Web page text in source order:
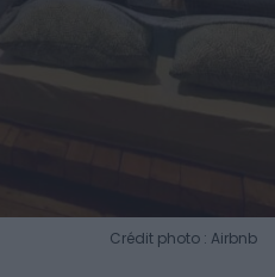
Crédit photo : Airbnb